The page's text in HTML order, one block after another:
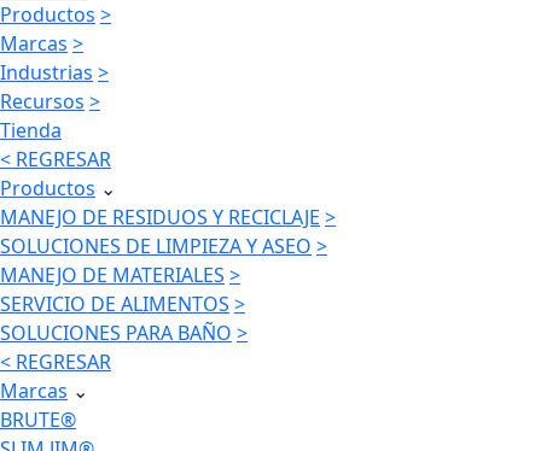
Productos >
Marcas >
Industrias >
Recursos >
Tienda
< REGRESAR
Productos ⌄
MANEJO DE RESIDUOS Y RECICLAJE >
SOLUCIONES DE LIMPIEZA Y ASEO >
MANEJO DE MATERIALES >
SERVICIO DE ALIMENTOS >
SOLUCIONES PARA BAÑO >
< REGRESAR
Marcas ⌄
BRUTE®